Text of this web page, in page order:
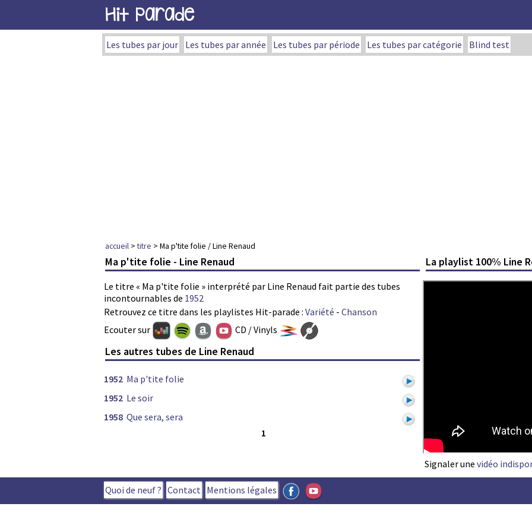
Hit Parade
Les tubes par jour Les tubes par année Les tubes par période Les tubes par catégorie Blind test
accueil >titre > Ma p'tite folie / Line Renaud
Ma p'tite folie - Line Renaud
Le titre « Ma p'tite folie » interprété par Line Renaud fait partie des tubes
incontournables de 1952
Retrouvez ce titre dans les playlistes Hit-parade : Variété - Chanson
La playlist 100% Line
Signaler une vidéo
Ecouter sur CD / Vinyls
Les autres tubes de Line Renaud
1952 Ma p'tite folie
1952 Le soir
1958 Que sera, sera
1
Quoi de neuf ? Contact Mentions légales